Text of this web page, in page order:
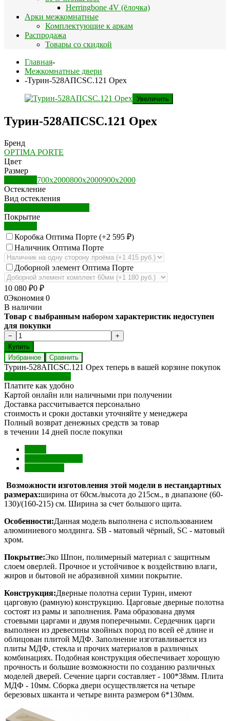
Herringbone 4V (ёлочка)
Арки межкомнатные
Комплектующие к аркам
Распродажа
Товары со скидкой
Главная-
Межкомнатные двери
-Турин-528AПСSC.121 Орех
Увеличить
Турин-528AПСSC.121 Орех
Бренд
OPTIMA PORTE
Цвет
Размер
700х2000800х2000900х2000
Остекление
Вид остекления
Покрытие
Коробка Оптима Порте (+2 595 ₽)
Наличник Оптима Порте
Доборной элемент Оптима Порте
10 080 ₽0 ₽
0Экономия 0
В наличии
Товар с выбранным набором характеристик недоступен
для покупки
Избранное Сравнить
Турин-528AПСSC.121 Орех теперь в вашей корзине покупок
Платите как удобно
Картой онлайн или наличными при получении
Доставка рассчитывается персонально
стоимость и сроки доставки уточняйте у менеджера
Полный возврат денежных средств за товар
в течении 14 дней после покупки
Возможности изготовления этой модели в нестандартных
размерах:ширина от 60см./высота до 215см., в диапазоне (60-
130)/(160-215) см. Ширина за счет большого щита.
Особенности:Данная модель выполнена с использованием
алюминиевого молдинга. SB - матовый чёрный, SC - матовый
хром.
Покрытие:Эко Шпон, полимерный материал с защитным
слоем оверлей. Прочное и устойчивое к воздействию влаги,
жиров и бытовой не абразивной химии покрытие.
Конструкция:Дверные полотна серии Турин, имеют
царговую (рамную) конструкцию. Царговые дверные полотна
состоят из рамы и заполнения. Рама образована двумя
стоевыми царгами и двумя поперечными. Сердечник царги
выполнен из древесины хвойных пород по всей её длине и
облицован плитой МДФ. Заполнение изготавливается из
плиты МДФ, стекла и прочих материалов в различных
комбинациях. Подобная конструкция обеспечивает хорошую
прочность и большие возможности по созданию различных
моделей дверей. Сечение царги составляет - 100*38мм. Плита
МДФ - 10мм. Сборка двери осуществляется на четыре
березовых шканта и четыре винта размером 6*130мм.